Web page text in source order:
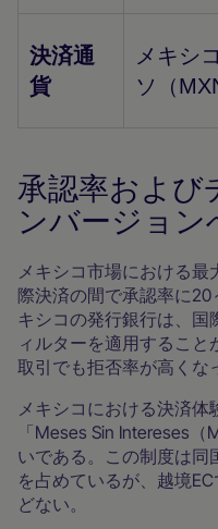
決済通
貨
メキシ
ソ（
承認率および
ンバージョン
メキシコ市場における最
際決済の間で承認率に
キシコの発行銀行は、国
ィルターを適用するこ
取引でも拒否率が高くな
メキシコにおける決済体
「Meses Sin Intereses
いである。この制度は同
を占めているが、越境
どない。